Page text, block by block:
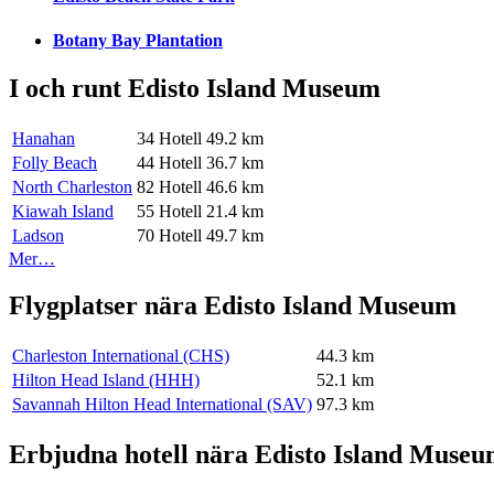
Botany Bay Plantation
I och runt Edisto Island Museum
Hanahan 34 Hotell 49.2 km
Folly Beach
44 Hotell 36.7 km
North Charleston 82 Hotell 46.6 km
Kiawah Island
55 Hotell 21.4 km
Ladson
70 Hotell 49.7 km
Mer…
Flygplatser nära Edisto Island Museum
Charleston International (CHS)
44.3 km
Hilton Head Island (HHH)
52.1 km
Savannah Hilton Head International (SAV) 97.3 km
Erbjudna hotell nära Edisto Island